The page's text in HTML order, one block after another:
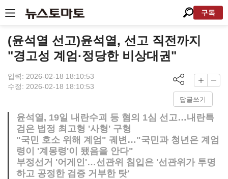
구독
(윤석열 선고)윤석열, 선고 직전까지
"경고성 계엄·정당한 비상대권"
입력: 2026-02-18 18:10:53
수정: 2026-02-18 18:10:53
답글쓰기
윤석열, 19일 내란수괴 등 혐의 1심 선고…내란특
검은 법정 최고형 '사형' 구형
"국민 호소 위해 계엄" 궤변…"국민과 청년은 계엄
령이 '계몽령'이 됐음을 안다"
부정선거 '어게인'…선관위 침입은 '선관위가 투명
하고 공정한 검증 거부한 탓'